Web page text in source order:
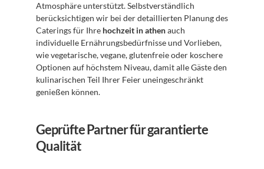
Atmosphäre unterstützt. Selbstverständlich
berücksichtigen wir bei der detaillierten Planung des
Caterings für Ihre hochzeit in athen auch
individuelle Ernährungsbedürfnisse und Vorlieben,
wie vegetarische, vegane, glutenfreie oder koschere
Optionen auf höchstem Niveau, damit alle Gäste den
kulinarischen Teil Ihrer Feier uneingeschränkt
genießen können.
Geprüfte Partner für garantierte
Qualität